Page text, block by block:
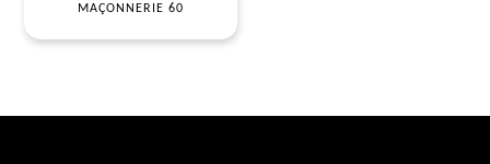
MAÇONNERIE 60